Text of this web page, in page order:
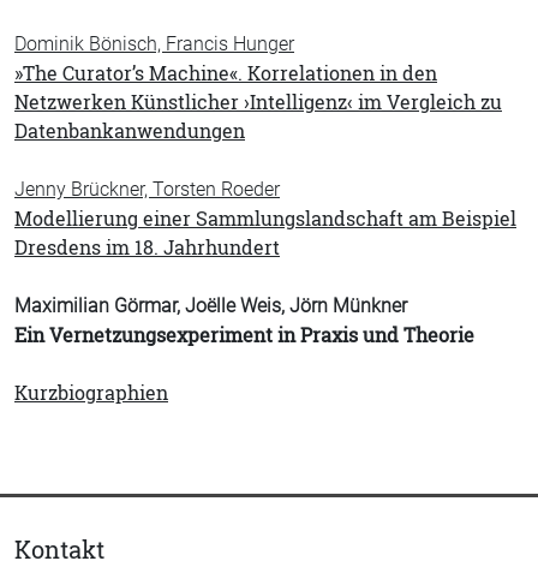
Dominik Bönisch, Francis Hunger
»The Curator’s Machine«. Korrelationen in den
Netzwerken Künstlicher ›Intelligenz‹ im Vergleich zu
Datenbankanwendungen
Jenny Brückner, Torsten Roeder
Modellierung einer Sammlungslandschaft am Beispiel
Dresdens im 18. Jahrhundert
Maximilian Görmar, Joëlle Weis, Jörn Münkner
Ein Vernetzungsexperiment in Praxis und Theorie
Kurzbiographien
Kontakt